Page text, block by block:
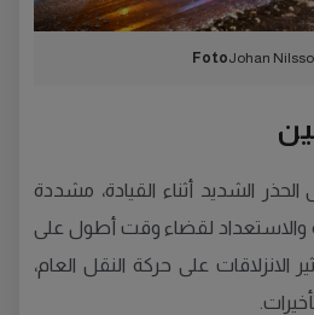
FotoJohan
الشديد أثناء القيادة، مشددة
والاستعداد لقضاء وقت أطول على
على حركة النقل العام،